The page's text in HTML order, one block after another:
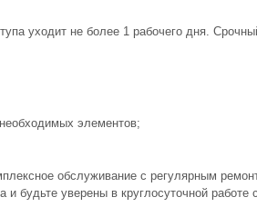
уходит не более 1 рабочего дня.
элементов;
обслуживание с регулярным
будьте уверены в круглосуточной работе